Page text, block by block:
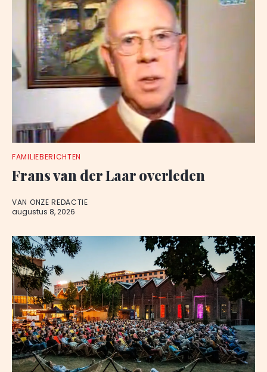
FAMILIEBERICHTEN
Frans van der Laar overleden
VAN ONZE REDACTIE
augustus 8, 2026